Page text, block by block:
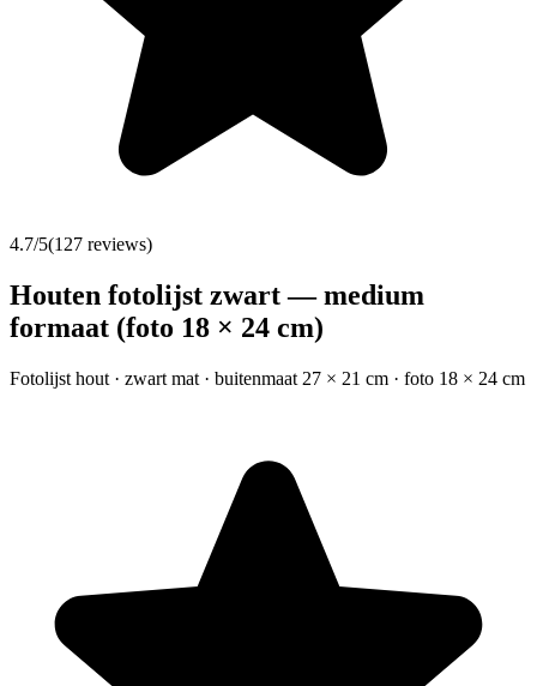
4.7/5(127 reviews)
Houten fotolijst zwart — medium
formaat (foto 18 × 24 cm)
Fotolijst hout · zwart mat · buitenmaat 27 × 21 cm · foto 18 × 24 cm